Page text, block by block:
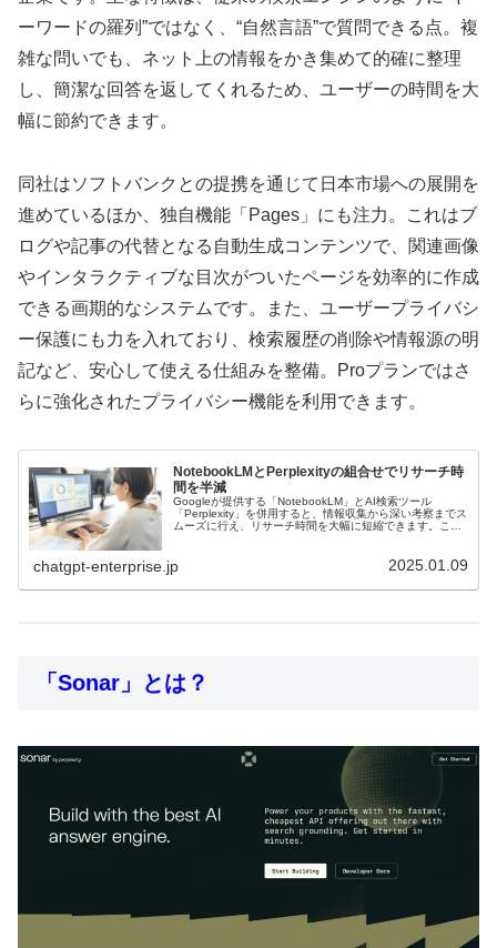
ーワードの羅列”ではなく、“自然言語”で質問できる点。複
雑な問いでも、ネット上の情報をかき集めて的確に整理
し、簡潔な回答を返してくれるため、ユーザーの時間を大
幅に節約できます。
同社はソフトバンクとの提携を通じて日本市場への展開を
進めているほか、独自機能「Pages」にも注力。これはブ
ログや記事の代替となる自動生成コンテンツで、関連画像
やインタラクティブな目次がついたページを効率的に作成
できる画期的なシステムです。また、ユーザープライバシ
ー保護にも力を入れており、検索履歴の削除や情報源の明
記など、安心して使える仕組みを整備。Proプランではさ
らに強化されたプライバシー機能を利用できます。
NotebookLMとPerplexityの組合せでリサーチ時
間を半減
Googleが提供する「NotebookLM」とAI検索ツール
「Perplexity」を併用すると、情報収集から深い考察までス
ムーズに行え、リサーチ時間を大幅に短縮できます。この
chatgpt-enterprise.jp 2025.01.09
「Sonar」とは？